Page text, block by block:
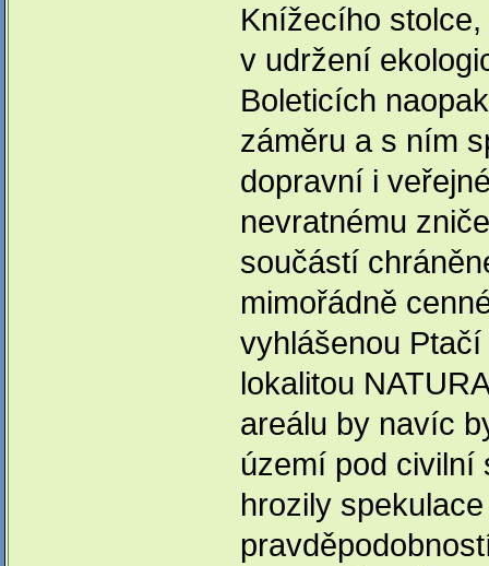
Knížecího
v udržení
Boleticích
záměru a s ním
dopravní i
nevratnému
součástí
mimořádně
vyhlášenou
lokalitou
areálu by navíc
území pod civilní
hrozily